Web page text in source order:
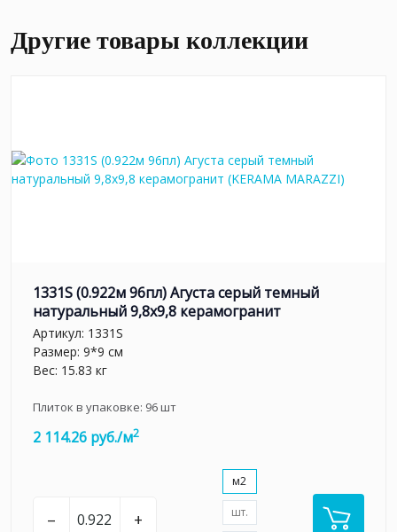
Другие товары коллекции
1331S (0.922м 96пл) Агуста серый темный
натуральный 9,8х9,8 керамогранит
Артикул: 1331S
Размер: 9*9 см
Вес: 15.83 кг
Плиток в упаковке: 96шт
2 114.26 руб./м2
– +
м2
шт.